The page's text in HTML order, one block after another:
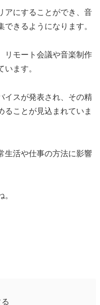
アにすることができ、音
きるようになります。
リモート会議や音楽制作
ます。
イスが発表され、その精
ることが見込まれていま
生活や仕事の方法に影響